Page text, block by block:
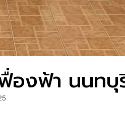
องฟ้า นนทบุ